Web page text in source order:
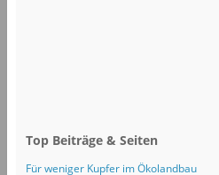
Top Beiträge & Seiten
Für weniger Kupfer im Ökolandbau